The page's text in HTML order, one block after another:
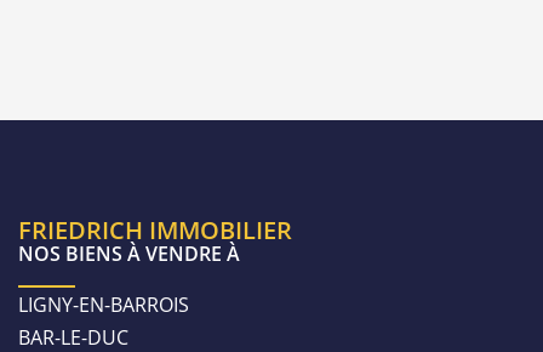
FRIEDRICH IMMOBILIER
NOS BIENS À VENDRE À
LIGNY-EN-BARROIS
BAR-LE-DUC